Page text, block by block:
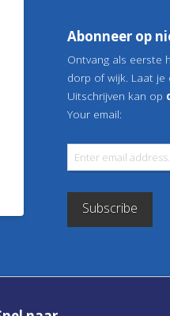
Abonneer op
Ontvang als eerste
dorp of wijk. Laat je
Uitschrijven kan op
Your email: